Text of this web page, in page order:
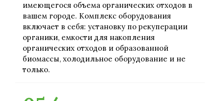
имеющегося объема органических отходов в
вашем городе. Комплекс оборудования
включает в себя: установку по рекуперации
органики, емкости для накопления
органических отходов и образованной
биомассы, холодильное оборудование и не
только.